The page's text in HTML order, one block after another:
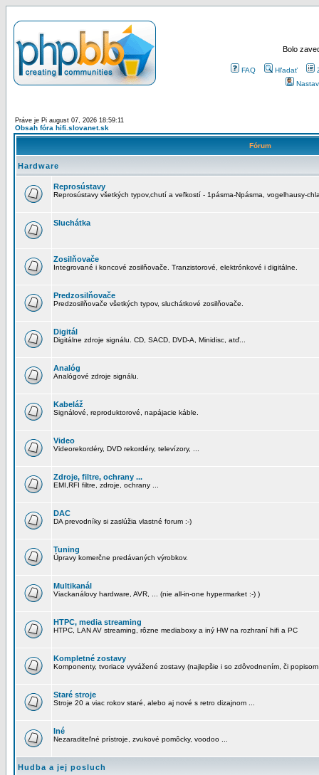
Bolo
FAQ Hľadať
Práve je Pi august 07, 2026 18:59:11
Obsah fóra hifi.slovanet.sk
Fórum
Hardware
Reprosústavy
Reprosústavy všetkých typov,chutí a veľkostí - 1pásma-Npásma, vogelhausy-
Sluchátka
Zosilňovače
Integrované i koncové zosilňovače. Tranzistorové, elektrónkové i digitálne.
Predzosilňovače
Predzosilňovače všetkých typov, sluchátkové zosilňovače.
Digitál
Digitálne zdroje signálu. CD, SACD, DVD-A, Minidisc, atď...
Analóg
Analógové zdroje signálu.
Kabeláž
Signálové, reproduktorové, napájacie káble.
Video
Videorekordéry, DVD rekordéry, televízory, ...
Zdroje, filtre, ochrany ...
EMI,RFI filtre, zdroje, ochrany ...
DAC
DA prevodníky si zaslúžia vlastné forum :-)
Tuning
Úpravy komerčne predávaných výrobkov.
Multikanál
Viackanálovy hardware, AVR, ... (nie all-in-one hypermarket :-) )
HTPC, media streaming
HTPC, LAN AV streaming, rôzne mediaboxy a iný HW na rozhraní hifi a PC
Kompletné zostavy
Komponenty, tvoriace vyvážené zostavy (najlepšie i so zdôvodnením, či
Staré stroje
Stroje 20 a viac rokov staré, alebo aj nové s retro dizajnom ...
Iné
Nezaraditeľné prístroje, zvukové pomôcky, voodoo ...
Hudba a jej posluch